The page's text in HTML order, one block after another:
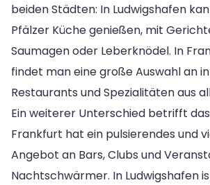
beiden Städten: In Ludwigshafen
Pfälzer Küche genießen, mit
Saumagen oder Leberknödel. In
findet man eine große Auswahl an
Restaurants und Spezialitäten aus
Ein weiterer Unterschied betrifft
Frankfurt hat ein pulsierendes und
Angebot an Bars, Clubs und
Nachtschwärmer. In Ludwigshafen